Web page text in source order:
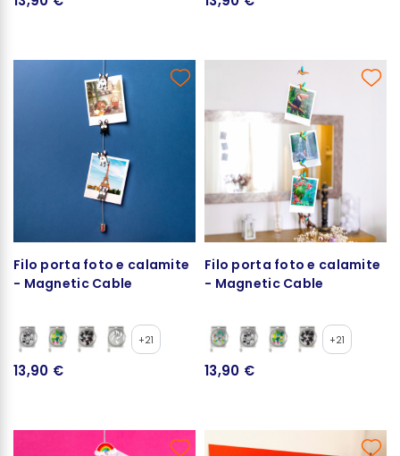
Filo porta foto e calamite
- Magnetic Cable
+21
13,90 €
Filo porta foto e calamite
- Magnetic Cable
+21
13,90 €